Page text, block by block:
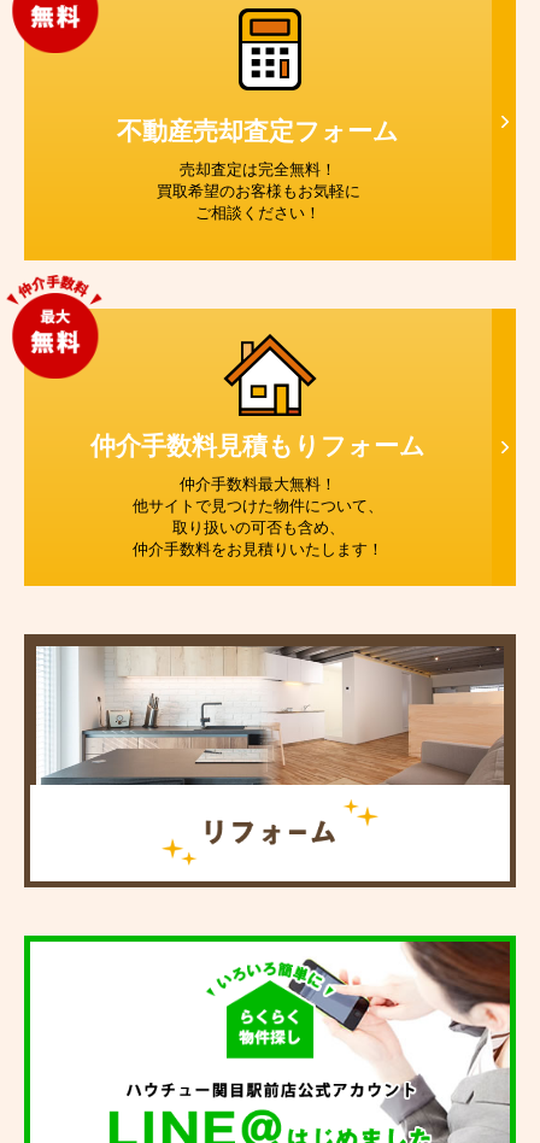
不動産売却査定フォーム
売却査定は完全無料！
買取希望のお客様もお気軽に
ご相談ください！
仲介手数料見積もり フォーム
仲介手数料最大無料！
他サイトで見つけた物件について、
取り扱いの可否も含め、
仲介手数料をお見積りいたします！